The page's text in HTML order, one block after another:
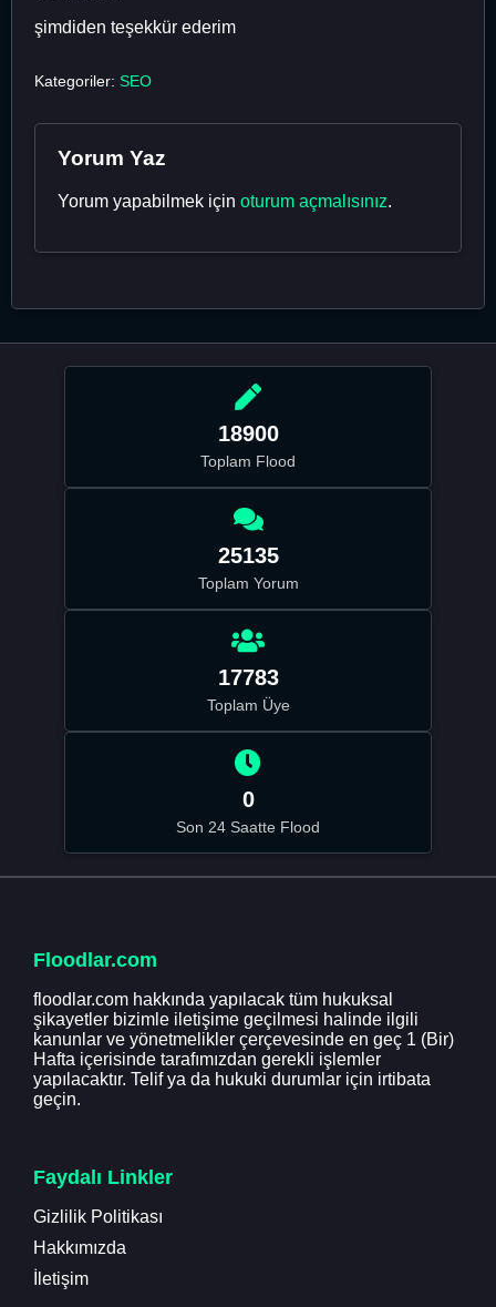
şimdiden teşekkür ederim
Kategoriler: SEO
Yorum Yaz
Yorum yapabilmek için oturum açmalısınız.
18900
Toplam Flood
25135
Toplam Yorum
17783
Toplam Üye
0
Son 24 Saatte Flood
Floodlar.com
floodlar.com hakkında yapılacak tüm hukuksal
şikayetler bizimle iletişime geçilmesi halinde ilgili
kanunlar ve yönetmelikler çerçevesinde en geç 1 (Bir)
Hafta içerisinde tarafımızdan gerekli işlemler
yapılacaktır. Telif ya da hukuki durumlar için irtibata
geçin.
Faydalı Linkler
Gizlilik Politikası
Hakkımızda
İletişim